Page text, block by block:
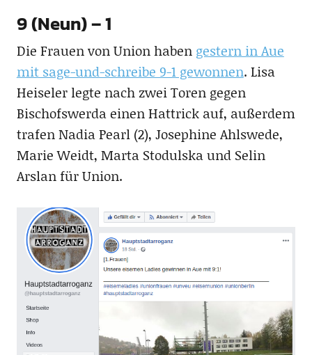
9 (Neun) – 1
Die Frauen von Union haben gestern in Aue
mit sage-und-schreibe 9-1 gewonnen. Lisa
Heiseler legte nach zwei Toren gegen
Bischofswerda einen Hattrick auf, außerdem
trafen Nadia Pearl (2), Josephine Ahlswede,
Marie Weidt, Marta Stodulska und Selin
Arslan für Union.